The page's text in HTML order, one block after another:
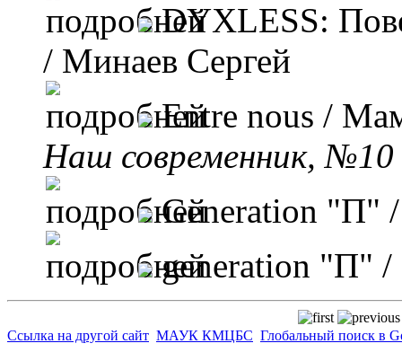
DYXLESS:
/ Минаев Сергей
Entre nous /
Наш современник, №10
Generation "П"
generation "П" /
Ссылка на другой сайт МАУК КМЦБС Глобальный поиск в